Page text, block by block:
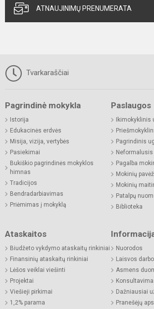
ATNAUJINIMŲ PRENUMERATA
Tvarkaraščiai
Pagrindinė mokykla
Istorija
Edukacinės erdvės
Misija, vizija, vertybės
Pasiekimai
Bukiškio pagrindinės mokyklos
himnas
Tradicijos
Bendradarbiavimas
Priėmimas į mokyklą
Paslaugos
Ikimokyklinis
Pagrindinis
Pagalba
Mokinių
Mokinių
Patalpų
Biblioteka
Ataskaitos
Biudžeto vykdymo ataskaitų rinkiniai
Finansinių ataskaitų rinkiniai
Lėšos veiklai viešinti
Projektai
Viešieji pirkimai
1,2% parama
Nuorodos
Laisvos
Asmens
Dažniausiai
Pranešėjų